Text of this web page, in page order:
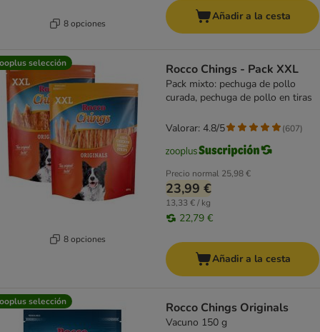
8 opciones
Añadir a la cesta
selección
8 opciones
Rocco Chings - Pack XXL
Pack mixto: pechuga de pollo
curada, pechuga de pollo en tiras
Precio normal 25,98 €
23,99 €
13,33 € / kg
22,79 €
Valorar: 4.8/5 (607)
Añadir a la cesta
selección Rocco Chings Originals
Vacuno 150 g